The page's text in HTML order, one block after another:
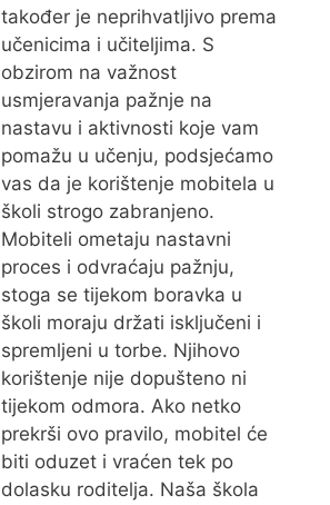
također je neprihvatljivo prema
učenicima i učiteljima. S
obzirom na važnost
usmjeravanja pažnje na
nastavu i aktivnosti koje vam
pomažu u učenju, podsjećamo
vas da je korištenje mobitela u
školi strogo zabranjeno.
Mobiteli ometaju nastavni
proces i odvraćaju pažnju,
stoga se tijekom boravka u
školi moraju držati isključeni i
spremljeni u torbe. Njihovo
korištenje nije dopušteno ni
tijekom odmora. Ako netko
prekrši ovo pravilo, mobitel će
biti oduzet i vraćen tek po
dolasku roditelja. Naša škola